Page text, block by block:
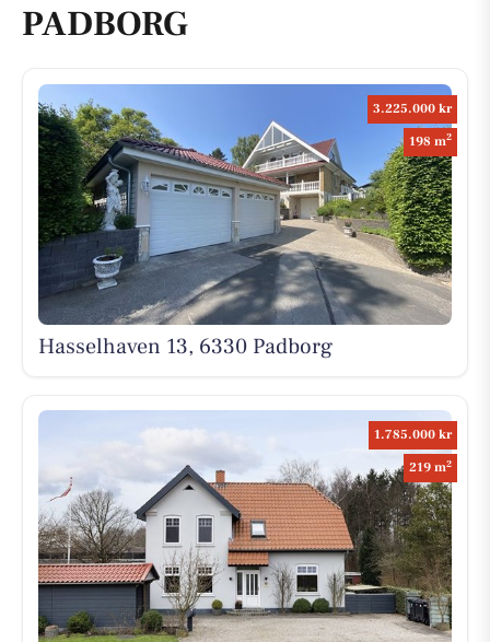
PADBORG
3.225.000 kr
198 m2
Hasselhaven 13, 6330 Padborg
1.785.000 kr
219 m2